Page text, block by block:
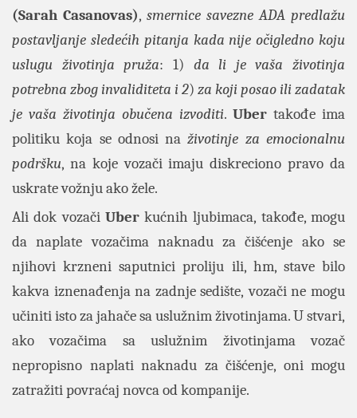
(Sarah Casanovas), smernice savezne ADA predlažu
postavljanje sledećih pitanja kada nije očigledno koju
uslugu životinja pruža: 1) da li je vaša životinja
potrebna zbog invaliditeta i 2) za koji posao ili zadatak
je vaša životinja obučena izvoditi. Uber takođe ima
politiku koja se odnosi naživotinje za emocionalnu
podršku, na koje vozači imaju diskreciono pravo da
uskrate vožnju ako žele.
Ali dok vozači Uberkućnih ljubimaca, takođe, mogu
da naplate vozačima naknadu za čišćenje ako se
njihovi krzneni saputnici proliju ili, hm, stave bilo
kakva iznenađenja na zadnje sedište, vozači ne mogu
učiniti isto za jahače sa uslužnim životinjama. U stvari,
ako vozačima sa uslužnim životinjama vozač
nepropisno naplati naknadu za čišćenje, oni mogu
zatražiti povraćaj novca od kompanije.